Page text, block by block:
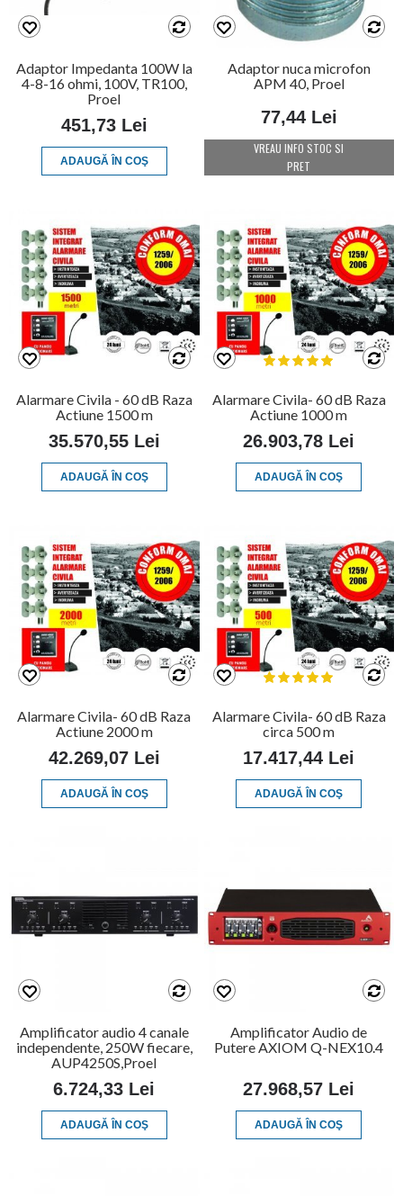
Adaptor Impedanta 100W la
4-8-16 ohmi, 100V, TR100,
Proel
451,73 Lei
ADAUGĂ ÎN COŞ
Adaptor nuca microfon
APM 40, Proel
77,44 Lei
VREAU INFO STOC SI
PRET
Alarmare Civila - 60 dB Raza
Actiune 1500 m
35.570,55 Lei
ADAUGĂ ÎN COŞ
Alarmare Civila- 60 dB Raza
Actiune 1000 m
26.903,78 Lei
ADAUGĂ ÎN COŞ
Alarmare Civila- 60 dB Raza
Actiune 2000 m
42.269,07 Lei
ADAUGĂ ÎN COŞ
Alarmare Civila- 60 dB Raza
circa 500 m
17.417,44 Lei
ADAUGĂ ÎN COŞ
Amplificator audio 4 canale
independente, 250W fiecare,
AUP4250S,Proel
6.724,33 Lei
ADAUGĂ ÎN COŞ
Amplificator Audio de
Putere AXIOM Q-NEX10.4
27.968,57 Lei
ADAUGĂ ÎN COŞ